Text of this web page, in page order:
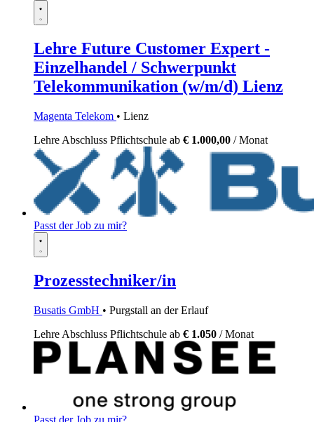
Lehre Future Customer Expert -
Einzelhandel / Schwerpunkt
Telekommunikation (w/m/d) Lienz
Magenta Telekom • Lienz
Lehre Abschluss Pflichtschule ab € 1.000,00 / Monat
Passt der Job zu mir?
Prozesstechniker/in
Busatis GmbH • Purgstall an der Erlauf
Lehre Abschluss Pflichtschule ab € 1.050 / Monat
Passt der Job zu mir?